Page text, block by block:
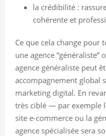
la crédibilité :
cohérente et
Ce que cela change pour
une agence “généraliste”
agence généraliste peut
accompagnement global
marketing digital. En
très ciblé — par exemple
site e-commerce ou la
agence spécialisée sera